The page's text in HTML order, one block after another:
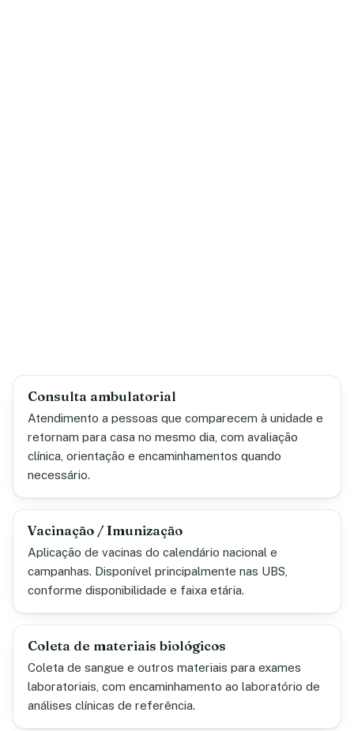
Consulta ambulatorial
Atendimento a pessoas que comparecem à unidade e
retornam para casa no mesmo dia, com avaliação
clínica, orientação e encaminhamentos quando
necessário.
Vacinação / Imunização
Aplicação de vacinas do calendário nacional e
campanhas. Disponível principalmente nas UBS,
conforme disponibilidade e faixa etária.
Coleta de materiais biológicos
Coleta de sangue e outros materiais para exames
laboratoriais, com encaminhamento ao laboratório de
análises clínicas de referência.